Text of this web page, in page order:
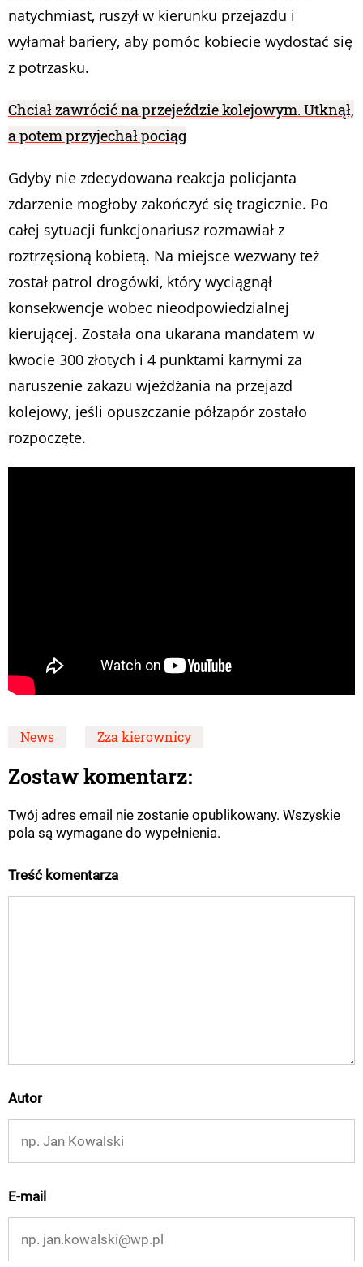
natychmiast, ruszył w kierunku przejazdu i
wyłamał bariery, aby pomóc kobiecie wydostać się
z potrzasku.
Chciał zawrócić na przejeździe kolejowym. Utknął,
a potem przyjechał pociąg
Gdyby nie zdecydowana reakcja policjanta
zdarzenie mogłoby zakończyć się tragicznie. Po
całej sytuacji funkcjonariusz rozmawiał z
roztrzęsioną kobietą. Na miejsce wezwany też
został patrol drogówki, który wyciągnął
konsekwencje wobec nieodpowiedzialnej
kierującej. Została ona ukarana mandatem w
kwocie 300 złotych i 4 punktami karnymi za
naruszenie zakazu wjeżdżania na przejazd
kolejowy, jeśli opuszczanie półzapór zostało
rozpoczęte.
News Zza kierownicy
Zostaw komentarz:
Twój adres email nie zostanie opublikowany. Wszyskie
pola są wymagane do wypełnienia.
Treść komentarza
Autor
E-mail